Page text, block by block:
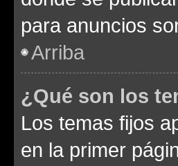
para anuncios
Arriba
¿Qué son los
Los temas fijos
en la primer